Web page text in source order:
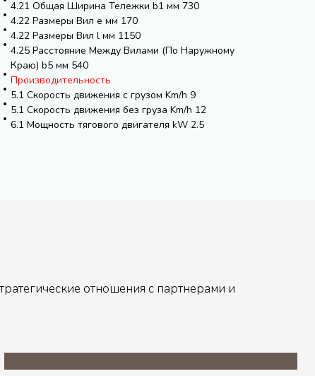
4.21 Общая Ширина Тележки b1 мм 730
4.22 Размеры Вил e мм 170
4.22 Размеры Вил l мм 1150
4.25 Расстояние Между Вилами (По Наружному
Краю) b5 мм 540
Производительность
5.1 Скорость движения с грузом Km/h 9
5.1 Скорость движения без груза Km/h 12
6.1 Мощность тягового двигателя kW 2.5
отношения с партнерами и